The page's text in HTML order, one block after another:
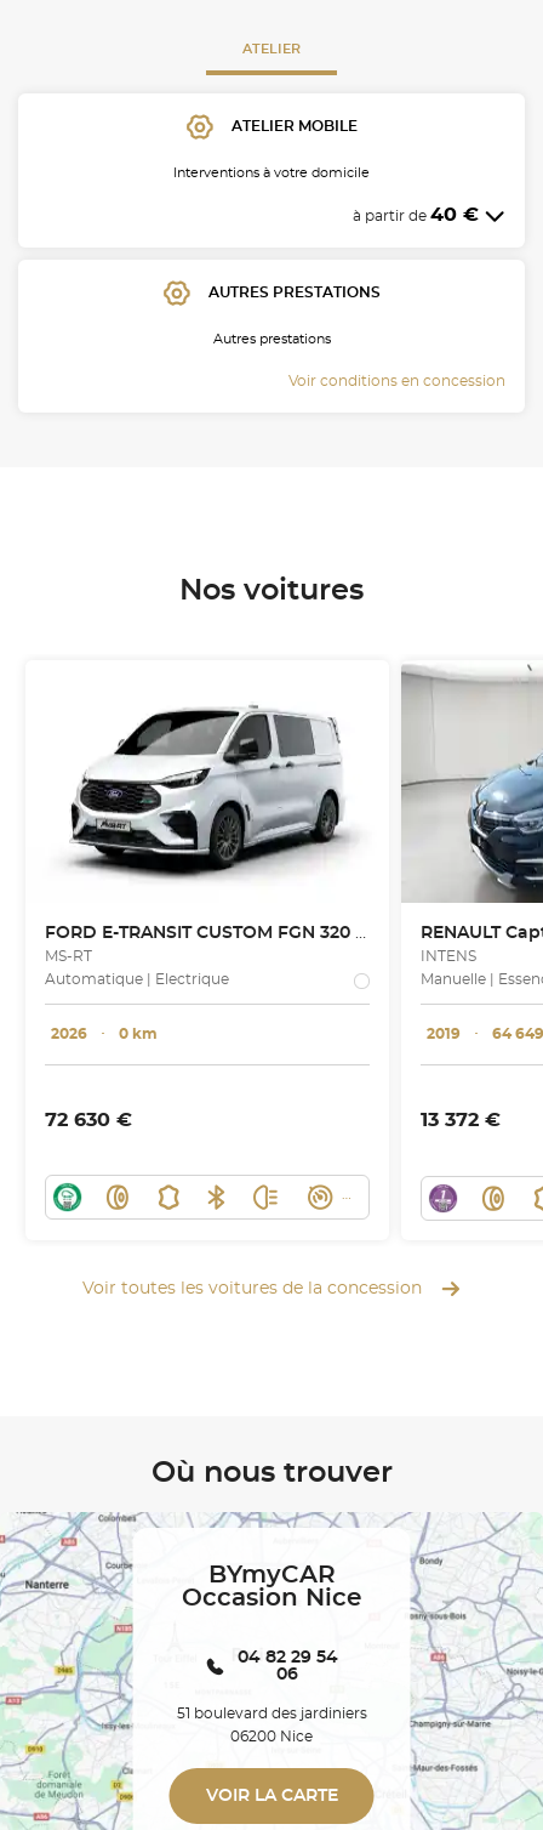
ATELIER
ATELIER MOBILE
Interventions à votre domicile
à partir de 40 €
AUTRES PRESTATIONS
Autres prestations
Voir conditions en concession
Nos voitures
FORD E-TRANSIT CUSTOM FGN 320 L1H1 282 CH BATTERIE 71 KWH
MS-RT
Automatique | Electrique
2026 ･ 0 km
72 630 €
RENAULT
INTENS
Manuelle |
2019 ･ 64
13 372 €
Voir toutes les voitures de la concession
Où nous trouver
BYmyCAR
Occasion Nice
04 82 29 54
06
51 boulevard des jardiniers
06200 Nice
VOIR LA CARTE